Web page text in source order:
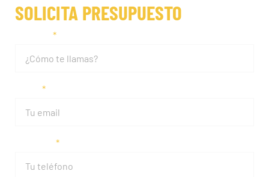
SOLICITA PRESUPUESTO